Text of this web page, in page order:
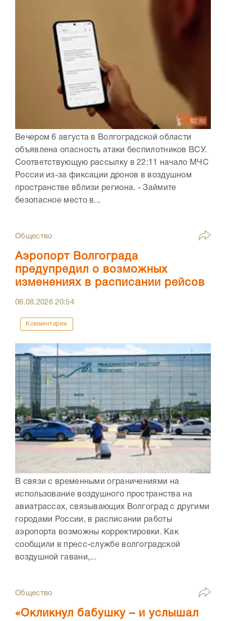
Вечером 6 августа в Волгоградской области
объявлена опасность атаки беспилотников ВСУ.
Соответствующую рассылку в 22:11 начало МЧС
России из-за фиксации дронов в воздушном
пространстве вблизи региона. - Займите
безопасное место в...
Общество
Аэропорт Волгограда
предупредил о возможных
изменениях в расписании рейсов
06.08.202620:54
Комментарии
В связи с временными ограничениями на
использование воздушного пространства на
авиатрассах, связывающих Волгоград с другими
городами России, в расписании работы
аэропорта возможны корректировки. Как
сообщили в пресс-службе волгоградской
воздушной гавани,...
Общество
«Окликнул бабушку – и услышал